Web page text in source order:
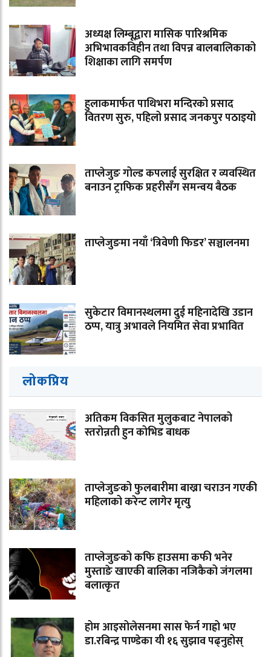
अध्यक्ष लिम्बूद्वारा मासिक पारिश्रमिक
अभिभावकविहीन तथा विपन्न बालबालिकाको
शिक्षाका लागि समर्पण
हुलाकमार्फत पाथिभरा मन्दिरको प्रसाद
वितरण सुरु, पहिलो प्रसाद जनकपुर पठाइयो
ताप्लेजुङ गोल्ड कपलाई सुरक्षित र व्यवस्थित
बनाउन ट्राफिक प्रहरीसँग समन्वय बैठक
ताप्लेजुङमा नयाँ ‘त्रिवेणी फिडर’ सञ्चालनमा
सुकेटार विमानस्थलमा दुई महिनादेखि उडान
ठप्प, यात्रु अभावले नियमित सेवा प्रभावित
लोकप्रिय
अतिकम विकसित मुलुकबाट नेपालको
स्तरोन्नती हुन कोभिड बाधक
ताप्लेजुङको फुलबारीमा बाख्रा चराउन गएकी
महिलाको करेन्ट लागेर मृत्यु
ताप्लेजुङको कफि हाउसमा कफी भनेर
मुस्ताङे खाएकी बालिका नजिकैको जंगलमा
बलात्कृत
होम आइसोलेसनमा सास फेर्न गाह्रो भए
डा.रबिन्द्र पाण्डेका यी १६ सुझाव पढ्नुहोस्